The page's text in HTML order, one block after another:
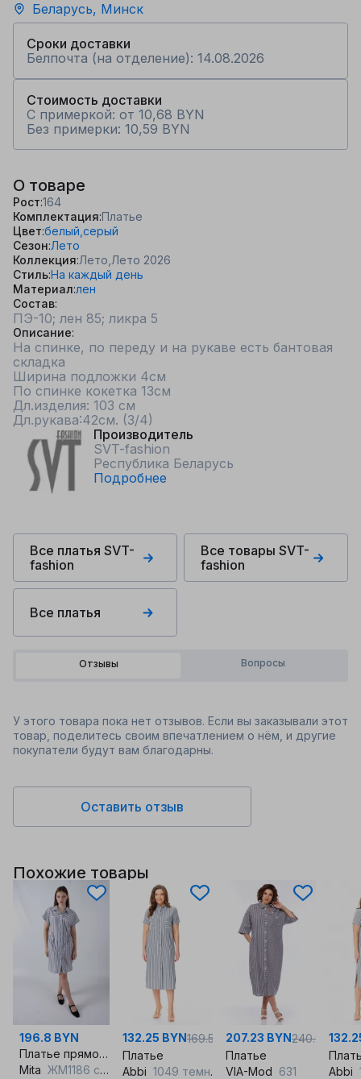
Беларусь, Минск
Сроки доставки
Белпочта (на отделение): 14.08.2026
Стоимость доставки
С примеркой: от 10,68 BYN
Без примерки: 10,59 BYN
О товаре
Рост 164
Комплектация Платье
Цвет белый, серый
Сезон Лето
Коллекция Лето, Лето 2026
СтильНа каждый день
Материал лен
Состав
ПЭ-10; лен 85; ликра 5
Описание
На спинке, по переду и на рукаве есть бантовая
складка
Ширина подложки 4см
По спинке кокетка 13см
Дл.изделия: 103 см
Дл.рукава:42см. (3/4)
Производитель
SVT-fashion
Республика Беларусь
Подробнее
Все платья SVT-
fashion
Все товары SVT-
fashion
Все платья
Отзывы Вопросы
У этого товара пока нет отзывов. Если вы заказывали этот
товар, поделитесь своим впечатлением о нём, и другие
покупатели будут вам благодарны.
Оставить отзыв
Похожие товары
196.8 BYN
Платье прямого силуэта с рукавом фонарик и кулиской
Mita ЖМ1186 синий_полоска
132.25 BYN169.55
Платье
Abbi 1049 темно-серая_полоска
207.23 BYN240.96
Платье
VIA-Mod 631
Abbi